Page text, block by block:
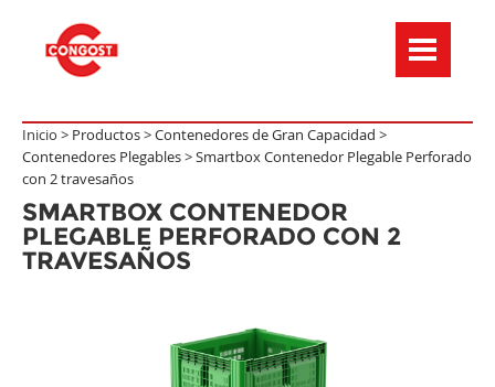
Inicio > Productos>Contenedores de Gran Capacidad >
Contenedores Plegables>Smartbox Contenedor Plegable Perforado
con 2 travesaños
SMARTBOX CONTENEDOR
PLEGABLE PERFORADO CON 2
TRAVESAÑOS